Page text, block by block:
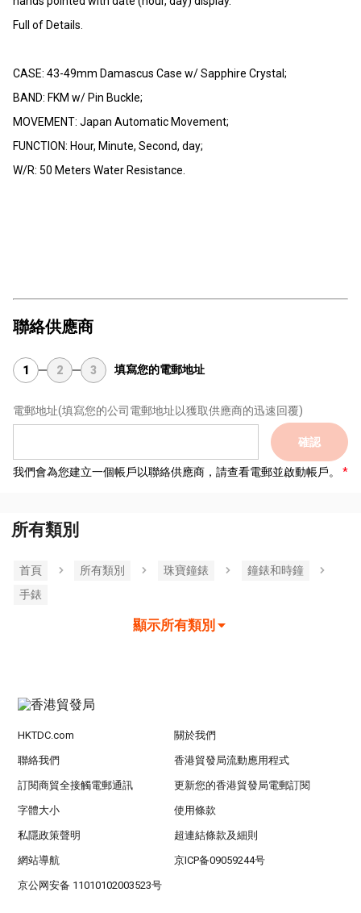
Full of Details.
CASE: 43-49mm Damascus Case w/ Sapphire Crystal;
BAND: FKM w/ Pin Buckle;
MOVEMENT: Japan Automatic Movement;
FUNCTION: Hour, Minute, Second, day;
W/R: 50 Meters Water Resistance.
聯絡供應商
1 2 3 填寫您的電郵地址
電郵地址(填寫您的公司電郵地址以獲取供應商的迅速回覆)
確認
我們會為您建立一個帳戶以聯絡供應商，請查看電郵並啟動帳戶。
所有類別
首頁 所有類別 珠寶鐘錶
鐘錶和時鐘
手錶
顯示所有類別
HKTDC.com 關於我們
聯絡我們 香港貿發局流動應用程式
訂閱商貿全接觸電郵通訊 更新您的香港貿發局電郵訂閱
字體大小 使用條款
私隱政策聲明 超連結條款及細則
網站導航 京ICP备09059244号
京公网安备 11010102003523号